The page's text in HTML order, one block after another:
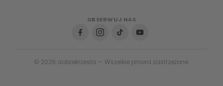
OBSERWUJ NAS
© 2026 dobrekrzesła — Wszelkie prawa zastrzeżone.